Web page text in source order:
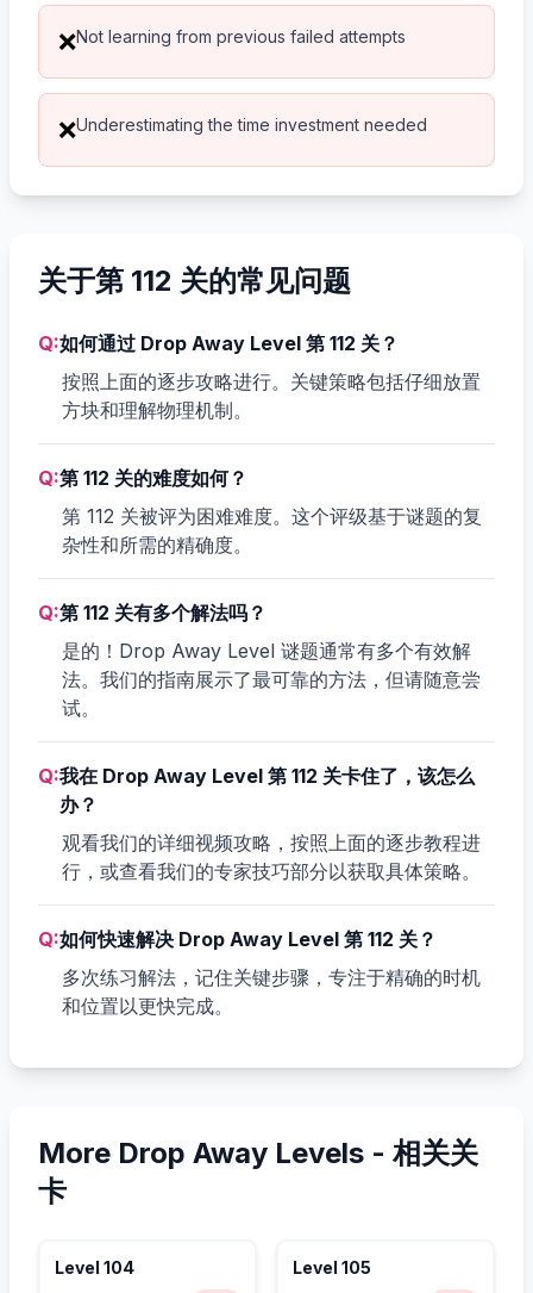
❌Not learning from previous failed attempts
❌Underestimating the time investment needed
关于第 112 关的常见问题
Q:如何通过 Drop Away Level 第 112 关？
按照上面的逐步攻略进行。关键策略包括仔细放置
方块和理解物理机制。
Q:第 112 关的难度如何？
第 112 关被评为困难难度。这个评级基于谜题的复
杂性和所需的精确度。
Q:第 112 关有多个解法吗？
是的！Drop Away Level 谜题通常有多个有效解
法。我们的指南展示了最可靠的方法，但请随意尝
试。
Q:我在 Drop Away Level 第 112 关卡住了，该怎么
办？
观看我们的详细视频攻略，按照上面的逐步教程进
行，或查看我们的专家技巧部分以获取具体策略。
Q:如何快速解决 Drop Away Level 第 112 关？
多次练习解法，记住关键步骤，专注于精确的时机
和位置以更快完成。
More Drop Away Levels - 相关关
卡
Level 104 Level 105